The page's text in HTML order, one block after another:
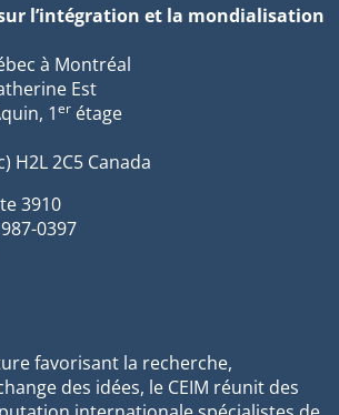
l’intégration et la mondialisation
à Montréal
Est
1er étage
H2L 2C5 Canada
3910
0397
favorisant la recherche,
des idées, le CEIM réunit des